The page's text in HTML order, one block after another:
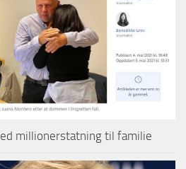
millionerstatning til familie